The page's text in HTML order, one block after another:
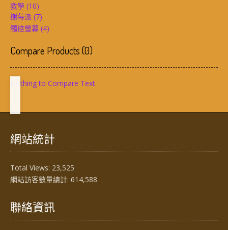
教學 (10)
樹莓派 (7)
觸控螢幕 (4)
Compare Products(0)
Nothing to Compare Text
網站統計
Total Views: 23,525
網站訪客數量總計: 614,588
聯絡資訊